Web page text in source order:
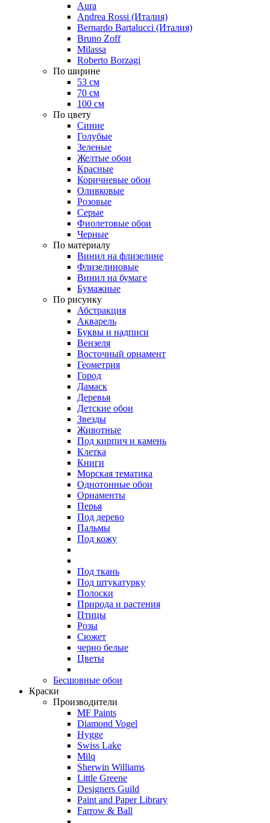
Aura
Andrea Rossi (Италия)
Bernardo Bartalucci (Италия)
Bruno Zoff
Milassa
Roberto Borzagi
По ширине
53 см
70 см
100 см
По цвету
Синие
Голубые
Зеленые
Желтые обои
Красные
Коричневые обои
Оливковые
Розовые
Серые
Фиолетовые обои
Черные
По материалу
Винил на флизелине
Флизелиновые
Винил на бумаге
Бумажные
По рисунку
Абстракция
Акварель
Буквы и надписи
Вензеля
Восточный орнамент
Геометрия
Город
Дамаск
Деревья
Детские обои
Звезды
Животные
Под кирпич и камень
Клетка
Книги
Морская тематика
Однотонные обои
Орнаменты
Перья
Под дерево
Пальмы
Под кожу
Под ткань
Под штукатурку
Полоски
Природа и растения
Птицы
Розы
Сюжет
черно белые
Цветы
Бесшовные обои
Краски
Производители
MF Paints
Diamond Vogel
Hygge
Swiss Lake
Milq
Sherwin Williams
Little Greene
Designers Guild
Paint and Paper Library
Farrow & Ball